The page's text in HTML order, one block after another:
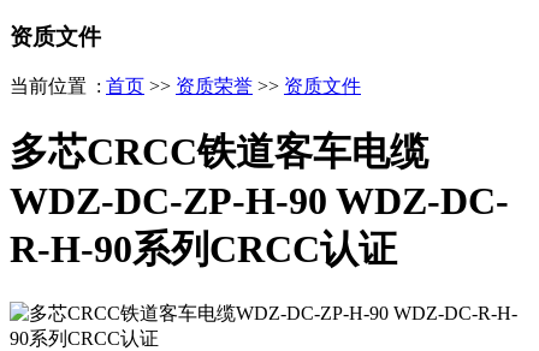
资质文件
当前位置 : 首页 >> 资质荣誉 >> 资质文件
多芯CRCC铁道客车电缆
WDZ-DC-ZP-H-90 WDZ-DC-
R-H-90系列CRCC认证